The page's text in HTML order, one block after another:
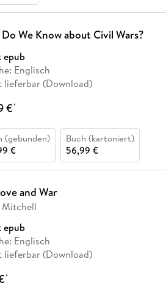
We Know about Civil Wars?
epub
Englisch
lieferbar (Download)
€*
(gebunden)
€
Buch (kartoniert)
56,99 €
and War
Mitchell
epub
Englisch
lieferbar (Download)
*